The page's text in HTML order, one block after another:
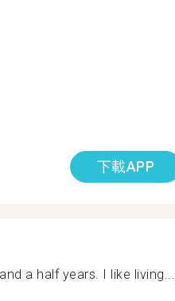
下載APP
a half years. I like living...